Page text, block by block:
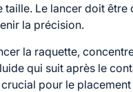
taille. Le lancer doit être
la précision.
la raquette,
qui suit après le
pour le placement